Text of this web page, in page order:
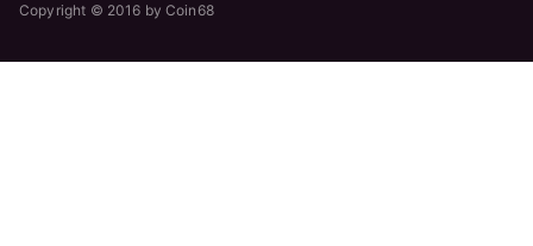
Copyright © 2016 by Coin68